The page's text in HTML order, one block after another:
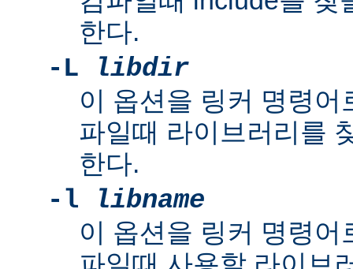
한다.
-L
libdir
이 옵션을 링커 명령
파일때 라이브러리를
한다.
-l
libname
이 옵션을 링커 명령